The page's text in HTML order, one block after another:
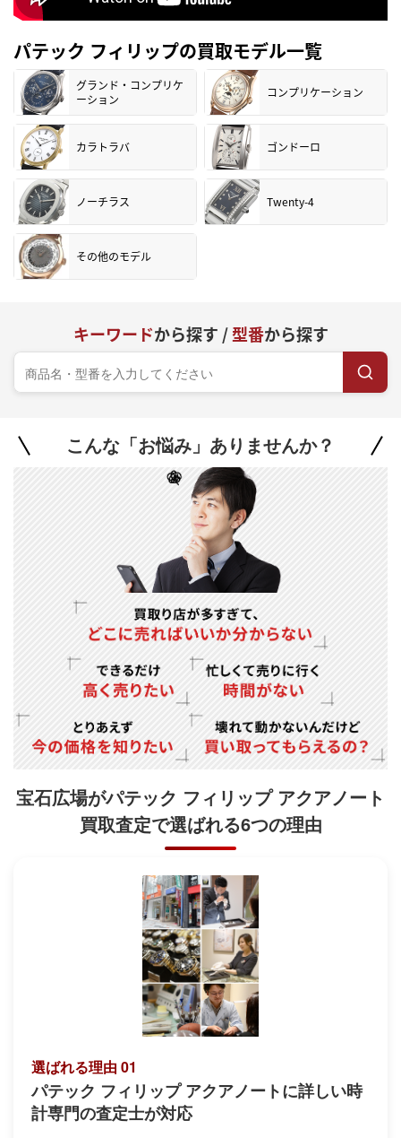
パテック フィリップの買取モデル一覧
グランド・コンプリケ
ーション
コンプリケーション
カラトラバ ゴンドーロ
ノーチラス Twenty-4
その他のモデル
キーワードから探す /型番から探す
こんな「お悩み」ありませんか？
宝石広場がパテック フィリップ アクアノート
買取査定で選ばれる6つの理由
選ばれる理由 01
パテック フィリップ アクアノートに詳しい時
計専門の査定士が対応